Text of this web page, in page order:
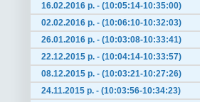
16.02.2016 р. - (10:05:14-10:35:00)
02.02.2016 р. - (10:06:10-10:32:03)
26.01.2016 р. - (10:03:08-10:33:41)
22.12.2015 р. - (10:04:14-10:33:57)
08.12.2015 р. - (10:03:21-10:27:26)
24.11.2015 р. - (10:03:56-10:34:23)